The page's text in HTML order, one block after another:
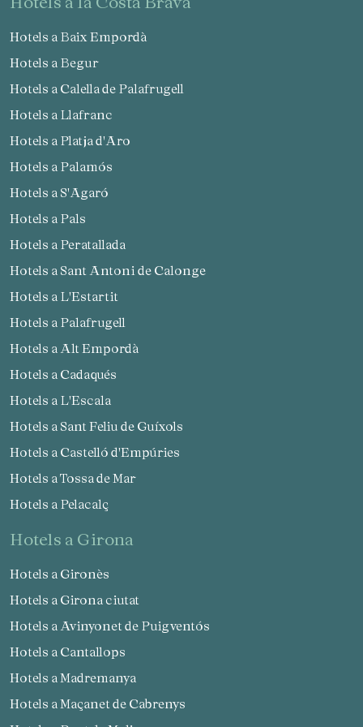
Hotels a Baix Empordà
Hotels a Begur
Hotels a Calella de Palafrugell
Hotels a Llafranc
Hotels a Platja d'Aro
Hotels a Palamós
Hotels a S'Agaró
Hotels a Pals
Hotels a Peratallada
Hotels a Sant Antoni de Calonge
Hotels a L'Estartit
Hotels a Palafrugell
Hotels a Alt Empordà
Hotels a Cadaqués
Hotels a L'Escala
Hotels a Sant Feliu de Guíxols
Hotels a Castelló d'Empúries
Hotels a Tossa de Mar
Hotels a Pelacalç
hotels a Girona
Hotels a Gironès
Hotels a Girona ciutat
Hotels a Avinyonet de Puigventós
Hotels a Cantallops
Hotels a Madremanya
Hotels a Maçanet de Cabrenys